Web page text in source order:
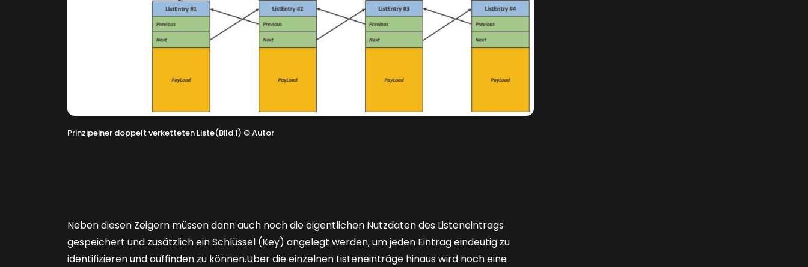
Prinzipeiner doppelt verketteten Liste(Bild 1) ©Autor
Neben diesen Zeigern müssen dann auch noch die eigentlichen Nutzdaten des Listeneintrags
gespeichert und zusätzlich ein Schlüssel (Key) angelegt werden, um jeden Eintrag eindeutig zu
identifizieren und auffinden zu können.Über die einzelnen Listeneinträge hinaus wird noch eine